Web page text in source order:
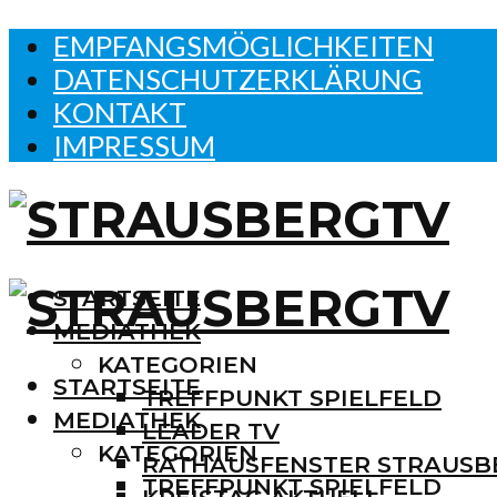
EMPFANGSMÖGLICHKEITEN
DATENSCHUTZERKLÄRUNG
KONTAKT
IMPRESSUM
STARTSEITE
MEDIATHEK
KATEGORIEN
TREFFPUNKT SPIELFELD
LEADER TV
RATHAUSFENSTER
STARTSEITE
MEDIATHEK
KATEGORIEN
TREFFPUNKT SPIELFELD